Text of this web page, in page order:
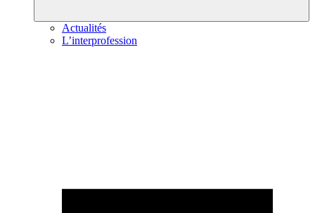
Actualités
L’interprofession